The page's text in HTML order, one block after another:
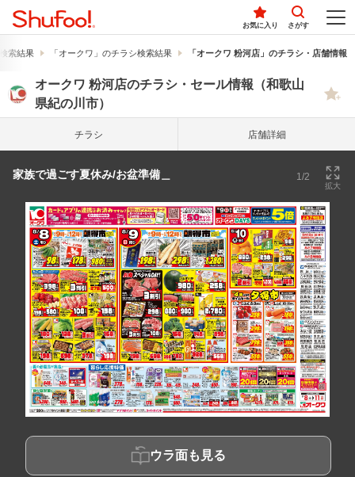
お気に入り さがす
索結果 「オークワ」のチラシ検索結果 「オークワ 粉河店」のチラシ・店舗情報
オークワ 粉河店のチラシ・セール情報（和歌山
県紀の川市）
チラシ 店舗詳細
家族で過ごす夏休み/お盆準備＿ 1/2
拡大
ウラ面も見る